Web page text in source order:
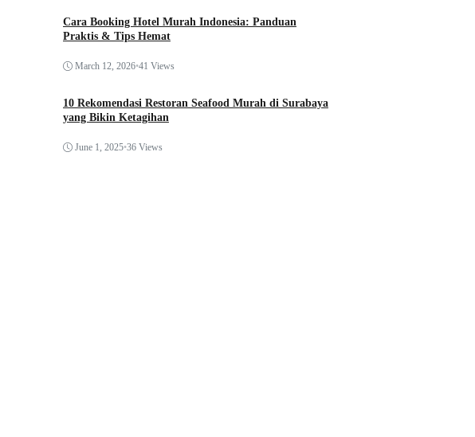
Cara Booking Hotel Murah Indonesia: Panduan
Praktis & Tips Hemat
March 12, 2026•41 Views
10 Rekomendasi Restoran Seafood Murah di Surabaya
yang Bikin Ketagihan
June 1, 2025•36 Views